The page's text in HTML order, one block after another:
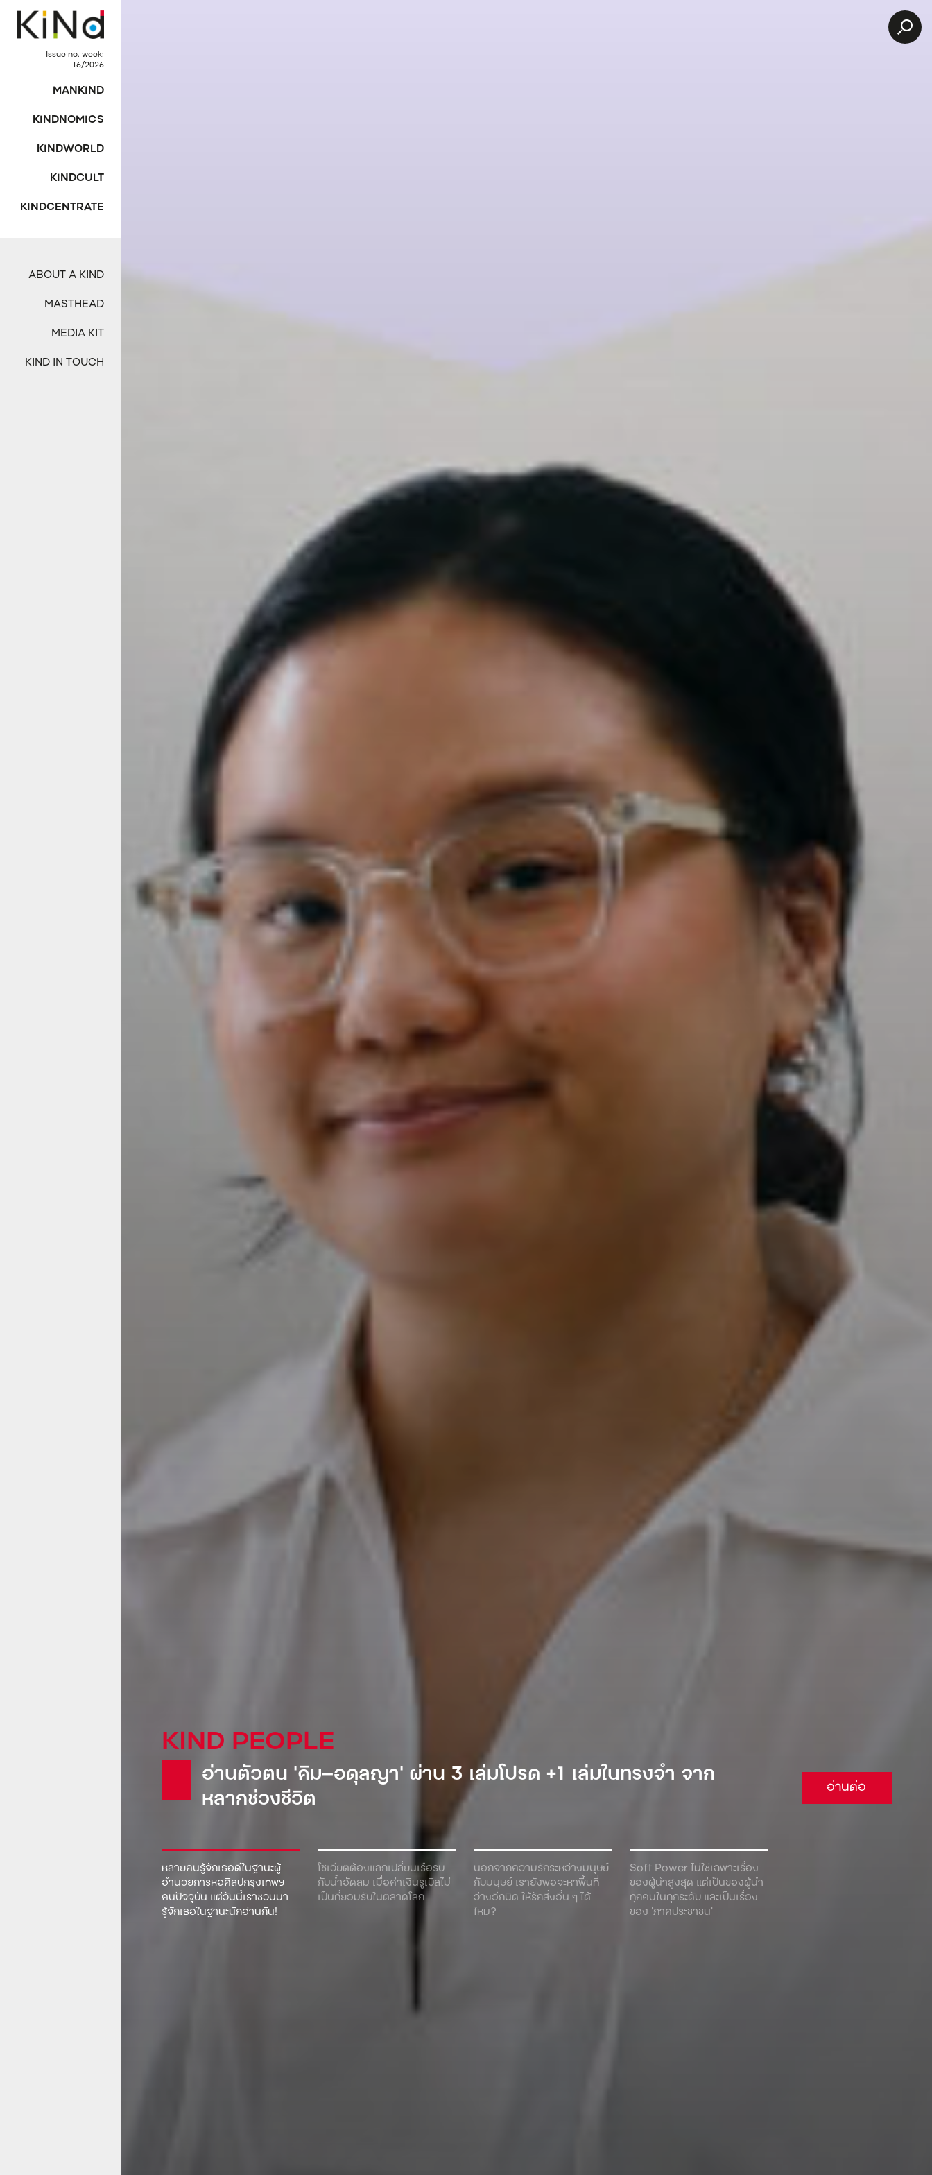
Issue no. week:
16/2026
MANKIND
KINDNOMICS
KINDWORLD
KINDCULT
KINDCENTRATE
ABOUT A KIND
MASTHEAD
MEDIA KIT
KIND IN TOUCH
หลายคนรู้จักเธอดีในฐานะผู้
อำนวยการหอศิลปกรุงเทพฯ
คนปัจจุบัน แต่วันนี้เราชวนมา
รู้จักเธอในฐานะนักอ่านกัน!
โซเวียตต้องแลกเปลี่ยนเรือรบ
กับน้ำอัดลม เมื่อค่าเงินรูเบิลไม่
เป็นที่ยอมรับในตลาดโลก
นอกจากความรักระหว่างมนุษย์
กับมนุษย์ เรายังพอจะหาพื้นที่
ว่างอีกนิด ให้รักสิ่งอื่น ๆ ได้
ไหม?
Soft Power ไม่ใช่เฉพาะเรื่อง
ของผู้นําสูงสุด แต่เป็นของผู้นํา
ทุกคนในทุกระดับ และเป็นเรื่อง
ของ ‘ภาคประชาชน’
KIND GLOBAL
Pepsi: น้ำอัดลมเจ้าแรกที่เข้ามาตีตลาดโซเวียต จนต้องยอม
ขายเรือดำน้ำเพื่อแลกกับเครื่องดื่ม!
อ่านต่อ